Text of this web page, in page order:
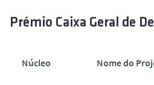
Prémio Caixa Geral de
Núcleo Nome do